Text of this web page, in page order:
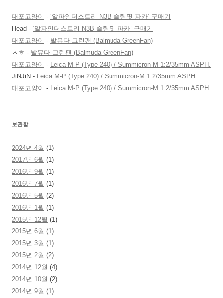
대포고양이 - ‘알파인더스트리 N3B 슬림핏 파카’ 구매기
Head - ‘알파인더스트리 N3B 슬림핏 파카’ 구매기
대포고양이 - 발뮤다 그린팬 (Balmuda GreenFan)
ㅅㅎ - 발뮤다 그린팬 (Balmuda GreenFan)
대포고양이 -
Leica M-P (Type 240) / Summicron-M 1:2/35mm ASPH.
JiNJiN -
Leica M-P (Type 240) / Summicron-M 1:2/35mm ASPH.
대포고양이 - Leica M-P (Type 240) / Summicron-M 1:2/35mm ASPH.
보관함
2024년 4월 (1)
2017년 6월 (1)
2016년 9월 (1)
2016년 7월 (1)
2016년 5월 (2)
2016년 1월 (1)
2015년 12월 (1)
2015년 6월 (1)
2015년 3월 (1)
2015년 2월 (2)
2014년 12월 (4)
2014년 10월 (2)
2014년 9월 (1)